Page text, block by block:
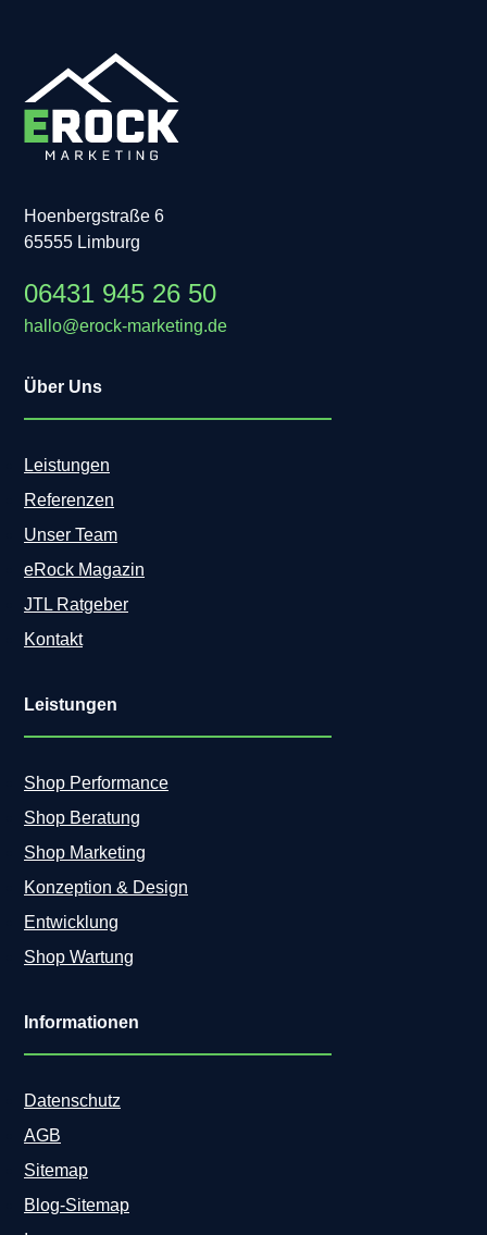
Hoenbergstraße 6
65555 Limburg
06431 945 26 50
hallo@erock-marketing.de
Über Uns
Leistungen
Referenzen
Unser Team
eRock Magazin
JTL Ratgeber
Kontakt
Leistungen
Shop Performance
Shop Beratung
Shop Marketing
Konzeption & Design
Entwicklung
Shop Wartung
Informationen
Datenschutz
AGB
Sitemap
Blog-Sitemap